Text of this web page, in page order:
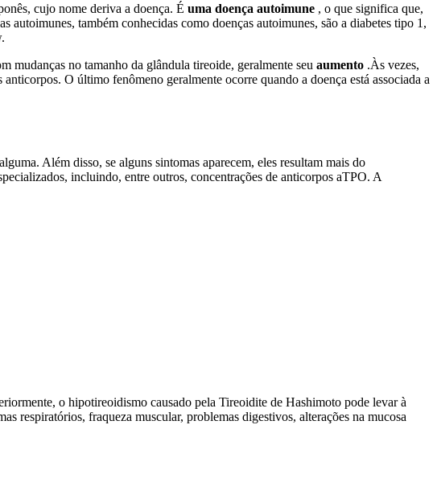
cujo nome deriva a doença. É uma doença autoimune , o que significa que,
autoimunes, também conhecidas como doenças autoimunes, são a diabetes tipo 1,
mudanças no tamanho da glândula tireoide, geralmente seu aumento .Às vezes,
O último fenômeno geralmente ocorre quando a doença está associada a
Além disso, se alguns sintomas aparecem, eles resultam mais do
incluindo, entre outros, concentrações de anticorpos aTPO. A
o hipotireoidismo causado pela Tireoidite de Hashimoto pode levar à
respiratórios, fraqueza muscular, problemas digestivos, alterações na mucosa